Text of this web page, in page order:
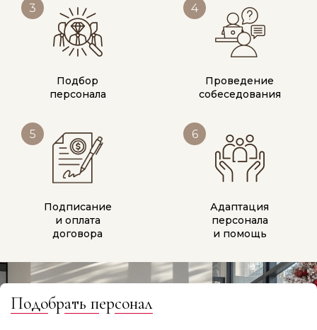
3
Подбор
персонала
4
Проведение
собеседования
5
Подписание
и оплата
договора
6
Адаптация
персонала
и помощь
Подобрать персонал